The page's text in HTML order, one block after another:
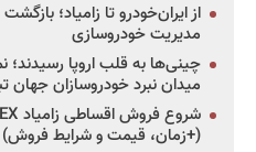
از ایران‌خودرو تا زامیاد؛
مدیریت خودروسازی
میدان نبرد خودروسازان جهان
(+زمان، قیمت و شرایط فروش)